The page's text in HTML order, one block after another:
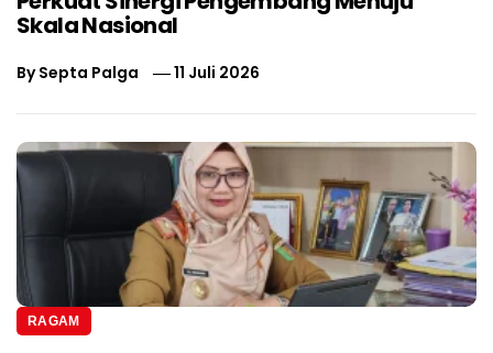
Skala Nasional
BySepta Palga 11 Juli 2026
RAGAM